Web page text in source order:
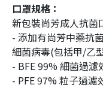
口罩規格：
新包裝尚芳成人抗菌
- 添加有尚芳中藥抗
細菌病毒(包括甲/乙
- BFE 99% 細菌過濾
- PFE 97% 粒子過濾